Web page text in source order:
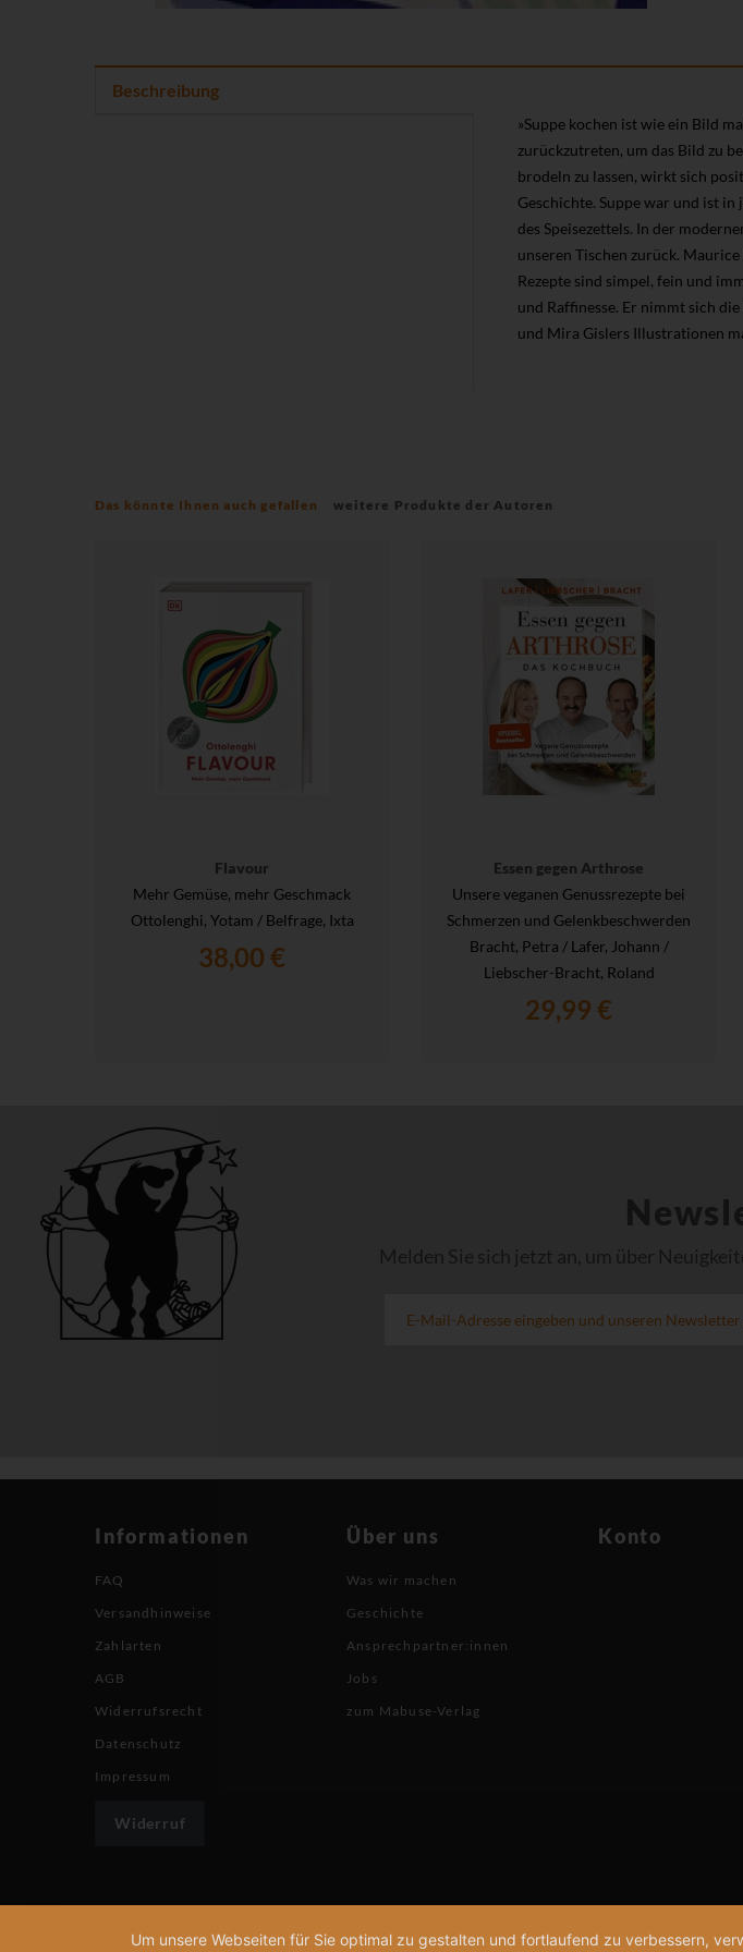
Beschreibung
»Suppe kochen ist wie ein Bild
zurückzutreten, um das Bild zu
brodeln zu lassen, wirkt sich
Geschichte. Suppe war und ist
des Speisezettels. In der
unseren Tischen zurück.
Rezepte sind simpel, fein und
und Raffinesse. Er nimmt sich
und Mira Gislers Illustrationen
Das könnte Ihnen auch gefallen weitere Produkte der Autoren
Flavour
Mehr Gemüse, mehr Geschmack
Ottolenghi, Yotam / Belfrage, Ixta
38,00 €
Essen gegen Arthrose
Unsere veganen Genussrezepte bei
Schmerzen und Gelenkbeschwerden
Bracht, Petra / Lafer, Johann /
Liebscher-Bracht, Roland
29,99 €
Melden Sie sich jetzt an, um über
Informationen
FAQ
Versandhinweise
Zahlarten
AGB
Widerrufsrecht
Datenschutz
Impressum
Widerruf
Über uns
Was wir machen
Geschichte
Ansprechpartner:innen
Jobs
zum Mabuse-Verlag
Konto
Um unsere Webseiten für Sie optimal zu gestalten und fortlaufend zu verbessern,